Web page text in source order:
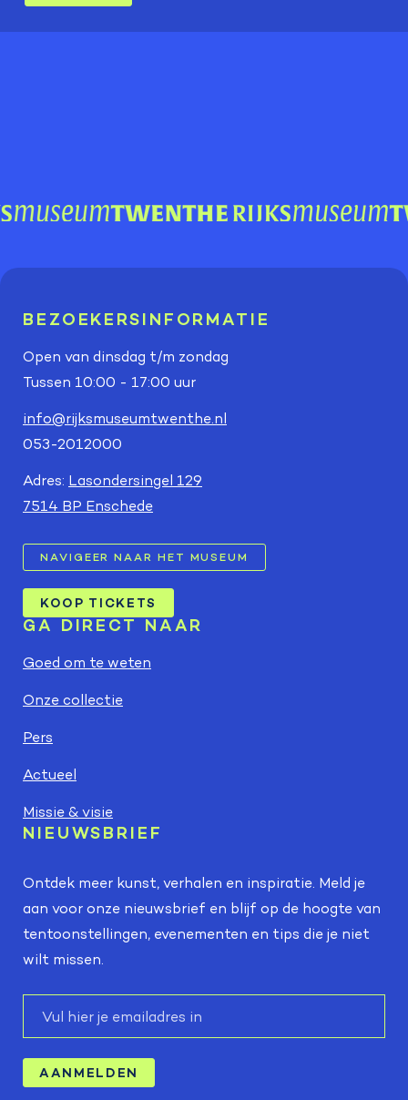
BEZOEKERSINFORMATIE
Open van dinsdag t/m zondag
Tussen 10:00 - 17:00 uur
info@rijksmuseumtwenthe.nl
053-2012000
Adres: Lasondersingel 129
7514 BP Enschede
NAVIGEER NAAR HET MUSEUM
KOOP TICKETS
GA DIRECT NAAR
Goed om te weten
Onze collectie
Pers
Actueel
Missie & visie
NIEUWSBRIEF
Ontdek meer kunst, verhalen en inspiratie. Meld je
aan voor onze nieuwsbrief en blijf op de hoogte van
tentoonstellingen, evenementen en tips die je niet
wilt missen.
AANMELDEN